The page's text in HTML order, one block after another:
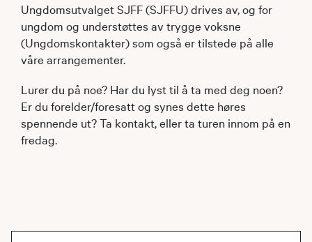
Ungdomsutvalget SJFF (SJFFU) drives av, og for
ungdom og understøttes av trygge voksne
(Ungdomskontakter) som også er tilstede på alle
våre arrangementer.
Lurer du på noe? Har du lyst til å ta med deg noen?
Er du forelder/foresatt og synes dette høres
spennende ut? Ta kontakt, eller ta turen innom på en
fredag.